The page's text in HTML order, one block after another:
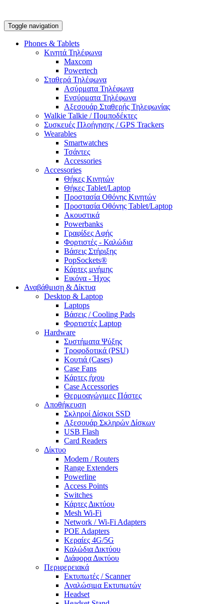
Toggle navigation
Phones & Tablets
Κινητά Τηλέφωνα
Maxcom
Powertech
Σταθερά Τηλέφωνα
Ασύρματα Τηλέφωνα
Ενσύρματα Τηλέφωνα
Αξεσουάρ Σταθερής Τηλεφωνίας
Walkie Talkie / Πομποδέκτες
Συσκευές Πλοήγησης / GPS Trackers
Wearables
Smartwatches
Τσάντες
Accessories
Accessories
Θήκες Κινητών
Θήκες Tablet/Laptop
Προστασία Οθόνης Κινητών
Προστασία Οθόνης Tablet/Laptop
Ακουστικά
Powerbanks
Γραφίδες Αφής
Φορτιστές - Καλώδια
Βάσεις Στήριξης
PopSockets®
Κάρτες μνήμης
Εικόνα - Ήχος
Αναβάθμιση & Δίκτυα
Desktop & Laptop
Laptops
Βάσεις / Cooling Pads
Φορτιστές Laptop
Hardware
Συστήματα Ψύξης
Τροφοδοτικά (PSU)
Κουτιά (Cases)
Case Fans
Κάρτες ήχου
Case Accessories
Θερμοαγώγιμες Πάστες
Αποθήκευση
Σκληροί Δίσκοι SSD
Αξεσουάρ Σκληρών Δίσκων
USB Flash
Card Readers
Δίκτυο
Modem / Routers
Range Extenders
Powerline
Access Points
Switches
Κάρτες Δικτύου
Mesh Wi-Fi
Network / Wi-Fi Adapters
POE Adapters
Κεραίες 4G/5G
Καλώδια Δικτύου
Διάφορα Δικτύου
Περιφερειακά
Εκτυπωτές / Scanner
Αναλώσιμα Εκτυπωτών
Headset